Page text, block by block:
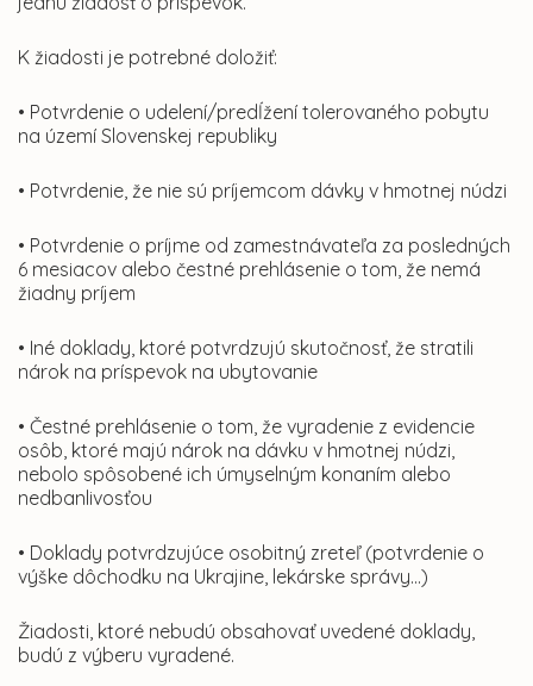
K žiadosti je potrebné doložiť:
• Potvrdenie o udelení/predĺžení tolerovaného pobytu
na území Slovenskej republiky
• Potvrdenie, že nie sú príjemcom dávky v hmotnej núdzi
• Potvrdenie o príjme od zamestnávateľa za posledných
6 mesiacov alebo čestné prehlásenie o tom, že nemá
žiadny príjem
• Iné doklady, ktoré potvrdzujú skutočnosť, že stratili
nárok na príspevok na ubytovanie
• Čestné prehlásenie o tom, že vyradenie z evidencie
osôb, ktoré majú nárok na dávku v hmotnej núdzi,
nebolo spôsobené ich úmyselným konaním alebo
nedbanlivosťou
• Doklady potvrdzujúce osobitný zreteľ (potvrdenie o
výške dôchodku na Ukrajine, lekárske správy...)
Žiadosti, ktoré nebudú obsahovať uvedené doklady,
budú z výberu vyradené.